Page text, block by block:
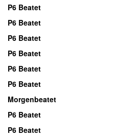
P6 Beatet
P6 Beatet
P6 Beatet
P6 Beatet
P6 Beatet
P6 Beatet
Morgenbeatet
P6 Beatet
P6 Beatet